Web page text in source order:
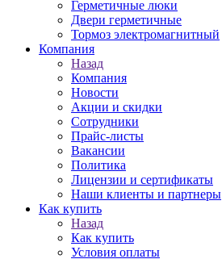
Герметичные люки
Двери герметичные
Тормоз электромагнитный
Компания
Назад
Компания
Новости
Акции и скидки
Сотрудники
Прайс-листы
Вакансии
Политика
Лицензии и сертификаты
Наши клиенты и партнеры
Как купить
Назад
Как купить
Условия оплаты